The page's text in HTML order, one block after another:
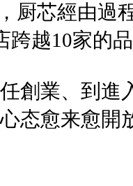
厨芯經由過
跨越10家的
創業、到進
态愈来愈開